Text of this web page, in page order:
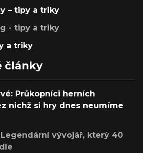
– tipy a triky
- tipy a triky
a triky
články
Průkopníci herních
nichž si hry dnes neumíme
vývojář, který 40